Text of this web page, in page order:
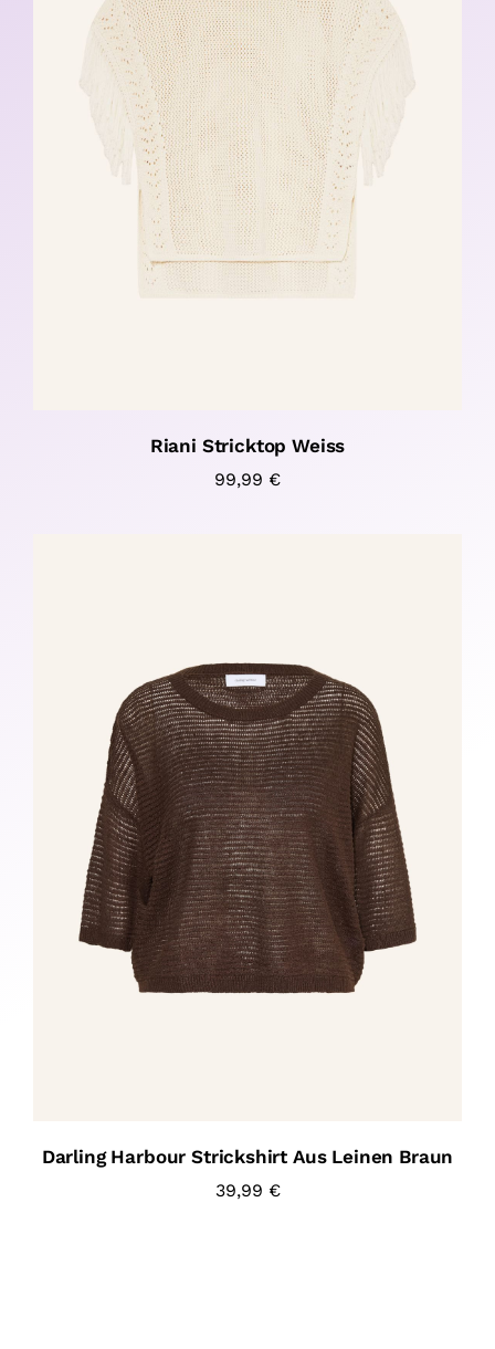
Riani Stricktop Weiss
99,99 €
Darling Harbour Strickshirt Aus Leinen Braun
39,99 €